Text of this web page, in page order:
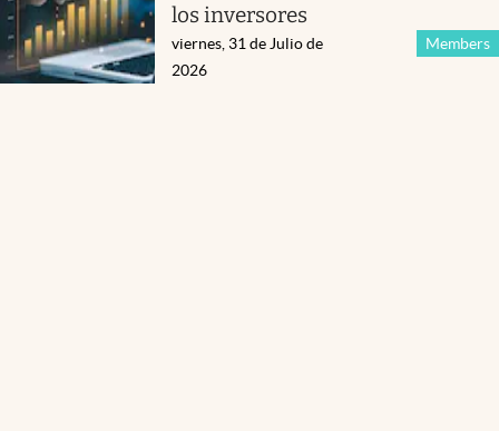
los inversores
Members
viernes, 31 de Julio de
2026